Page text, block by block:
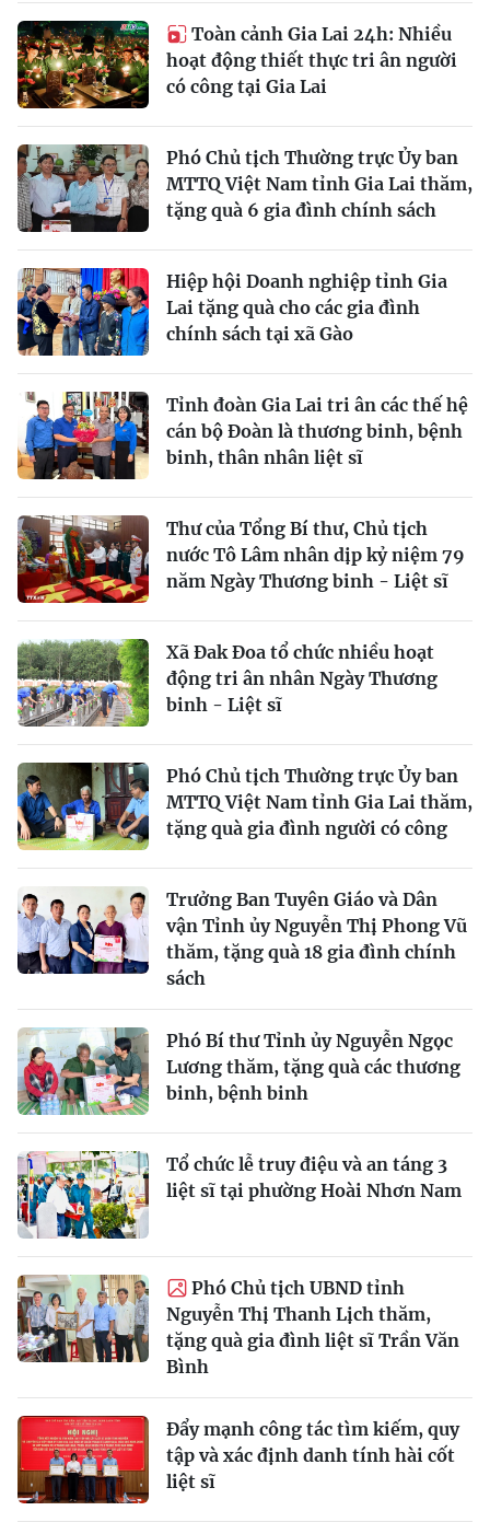
Toàn cảnh Gia Lai 24h: Nhiều
hoạt động thiết thực tri ân người
có công tại Gia Lai
Phó Chủ tịch Thường trực Ủy ban
MTTQ Việt Nam tỉnh Gia Lai thăm,
tặng quà 6 gia đình chính sách
Hiệp hội Doanh nghiệp tỉnh Gia
Lai tặng quà cho các gia đình
chính sách tại xã Gào
Tỉnh đoàn Gia Lai tri ân các thế hệ
cán bộ Đoàn là thương binh, bệnh
binh, thân nhân liệt sĩ
Thư của Tổng Bí thư, Chủ tịch
nước Tô Lâm nhân dịp kỷ niệm 79
năm Ngày Thương binh - Liệt sĩ
Xã Đak Đoa tổ chức nhiều hoạt
động tri ân nhân Ngày Thương
binh - Liệt sĩ
Phó Chủ tịch Thường trực Ủy ban
MTTQ Việt Nam tỉnh Gia Lai thăm,
tặng quà gia đình người có công
Trưởng Ban Tuyên Giáo và Dân
vận Tỉnh ủy Nguyễn Thị Phong Vũ
thăm, tặng quà 18 gia đình chính
sách
Phó Bí thư Tỉnh ủy Nguyễn Ngọc
Lương thăm, tặng quà các thương
binh, bệnh binh
Tổ chức lễ truy điệu và an táng 3
liệt sĩ tại phường Hoài Nhơn Nam
Phó Chủ tịch UBND tỉnh
Nguyễn Thị Thanh Lịch thăm,
tặng quà gia đình liệt sĩ Trần Văn
Bình
Đẩy mạnh công tác tìm kiếm, quy
tập và xác định danh tính hài cốt
liệt sĩ